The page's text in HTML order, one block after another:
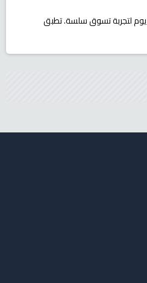
سياسة إرجاع لمدة 7 يوم لتجربة تسوق سلسة. تطبق